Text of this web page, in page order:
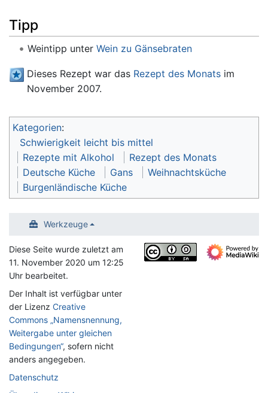
Tipp
Weintipp unter Wein zu Gänsebraten
Dieses Rezept war das Rezept des Monats im
November 2007.
Kategorien:
Schwierigkeit leicht bis mittel
Rezepte mit Alkohol
Rezept des Monats
Deutsche Küche
Gans
Weihnachtsküche
Burgenländische Küche
Werkzeuge
Diese Seite wurde zuletzt am
11. November 2020 um 12:25
Uhr bearbeitet.
Der Inhalt ist verfügbar unter
der Lizenz Creative
Commons „Namensnennung,
Weitergabe unter gleichen
Bedingungen“, sofern nicht
anders angegeben.
Datenschutz